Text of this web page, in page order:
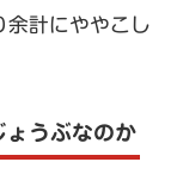
余計にややこし
うぶなのか